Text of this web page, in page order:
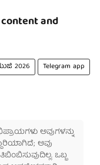
and
2026
Telegram app
ಅವುಗಳನ್ನು
ಅವು
ಒಬ್ಬ